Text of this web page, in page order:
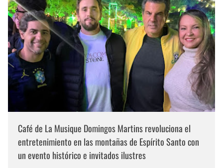
Café de La Musique Domingos Martins revoluciona el
entretenimiento en las montañas de Espírito Santo con
un evento histórico e invitados ilustres